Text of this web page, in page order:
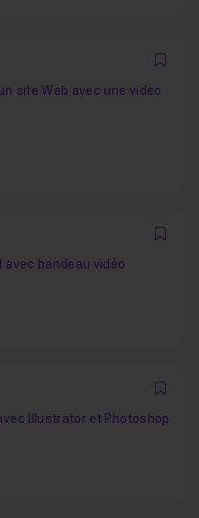
site Web avec une video
avec bandeau vidéo
Illustrator et Photoshop